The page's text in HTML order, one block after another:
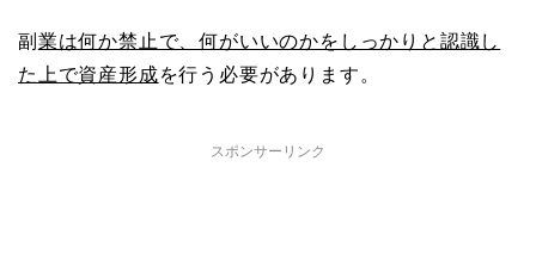
副 業は何か禁止で、何がいいのかをしっかりと認識し
た上で資産形成を行う必要があります。
スポンサーリンク